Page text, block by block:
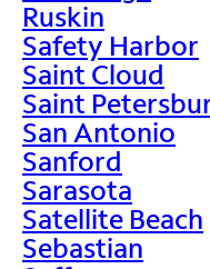
Ruskin
Safety Harbor
Saint Cloud
Saint
San Antonio
Sanford
Sarasota
Satellite Beach
Sebastian